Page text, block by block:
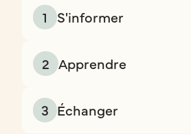
1 S'informer
2 Apprendre
3 Échanger